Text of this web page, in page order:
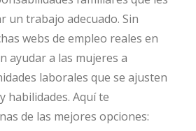
un trabajo adecuado. Sin
webs de empleo reales en
ayudar a las mujeres a
laborales que se ajusten
habilidades. Aquí te
de las mejores opciones: